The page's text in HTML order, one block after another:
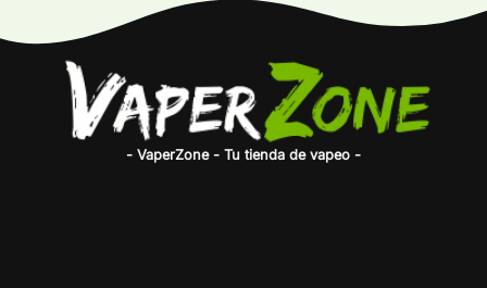
- VaperZone - Tu tienda de vapeo -